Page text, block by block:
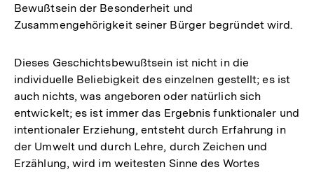
Bewußtsein der Besonderheit und
Zusammengehörigkeit seiner Bürger begründet wird.
Dieses Geschichtsbewußtsein ist nicht in die
individuelle Beliebigkeit des einzelnen gestellt; es ist
auch nichts, was angeboren oder natürlich sich
entwickelt; es ist immer das Ergebnis funktionaler und
intentionaler Erziehung, entsteht durch Erfahrung in
der Umwelt und durch Lehre, durch Zeichen und
Erzählung, wird im weitesten Sinne des Wortes